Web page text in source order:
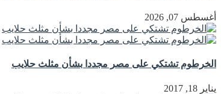
أغسطس 07, 2026
الخرطوم تشتكي على مصر مجددا بشأن مثلث حلايب
يناير 18, 2017